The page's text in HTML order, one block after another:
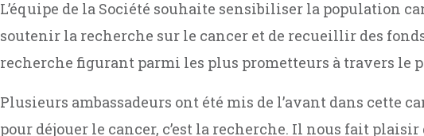
L’équipe de la Société souhaite sensibiliser la population
soutenir la recherche sur le cancer et de recueillir des
recherche figurant parmi les plus prometteurs à travers le
Plusieurs ambassadeurs ont été mis de l’avant dans cette
pour déjouer le cancer, c’est la recherche. Il nous fait